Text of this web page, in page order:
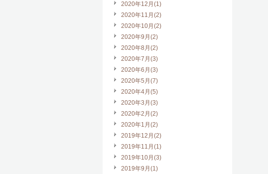
2020年12月(1)
2020年11月(2)
2020年10月(2)
2020年9月(2)
2020年8月(2)
2020年7月(3)
2020年6月(3)
2020年5月(7)
2020年4月(5)
2020年3月(3)
2020年2月(2)
2020年1月(2)
2019年12月(2)
2019年11月(1)
2019年10月(3)
2019年9月(1)